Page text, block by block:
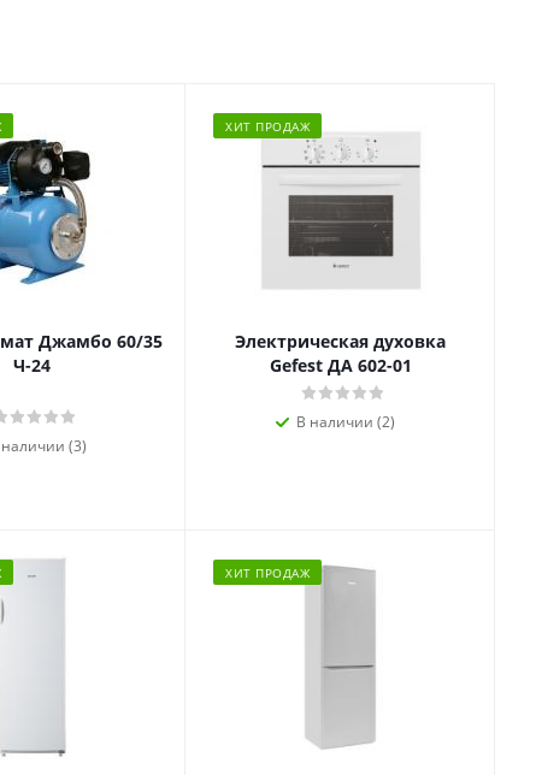
Джамбо 60/35
Ч-24
(3)
ХИТ ПРОДАЖ
Электрическая духовка
Gefest ДА 602-01
В наличии (2)
ХИТ ПРОДАЖ